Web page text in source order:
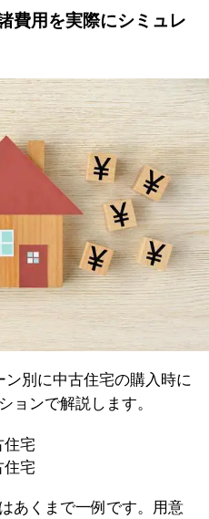
費用を実際にシミュレ
別に中古住宅の購入時に
ョンで解説します。
住宅
住宅
あくまで一例です。用意